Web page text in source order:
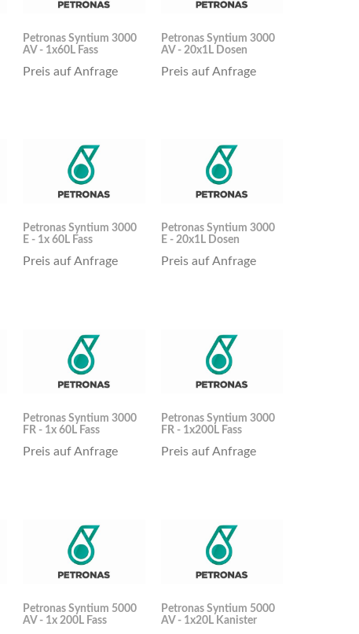
Petronas Syntium 3000
AV - 1x60L Fass
Preis auf Anfrage
Petronas Syntium 3000
AV - 20x1L Dosen
Preis auf Anfrage
Petronas Syntium 3000
E - 1x 60L Fass
Preis auf Anfrage
Petronas Syntium 3000
E - 20x1L Dosen
Preis auf Anfrage
Petronas Syntium 3000
FR - 1x 60L Fass
Preis auf Anfrage
Petronas Syntium 3000
FR - 1x200L Fass
Preis auf Anfrage
Petronas Syntium 5000
AV - 1x 200L Fass
Petronas Syntium 5000
AV - 1x20L Kanister